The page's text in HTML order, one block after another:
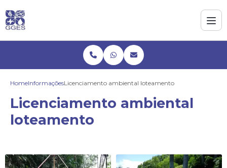
HomeInformaçõesLicenciamento ambiental loteamento
Licenciamento ambiental
loteamento